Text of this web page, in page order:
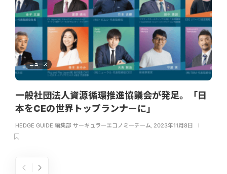
ニュース
一般社団法人資源循環推進協議会が発足。「日
本をCEの世界トップランナーに」
HEDGE GUIDE 編集部 サーキュラーエコノミーチーム 2023年11月8日